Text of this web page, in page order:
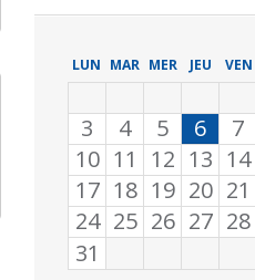
LUN MAR MER JEU VEN
3
4 5 6 7
10 11 12 13 14
17 18 19 20 21
24 25 26 27 28
31